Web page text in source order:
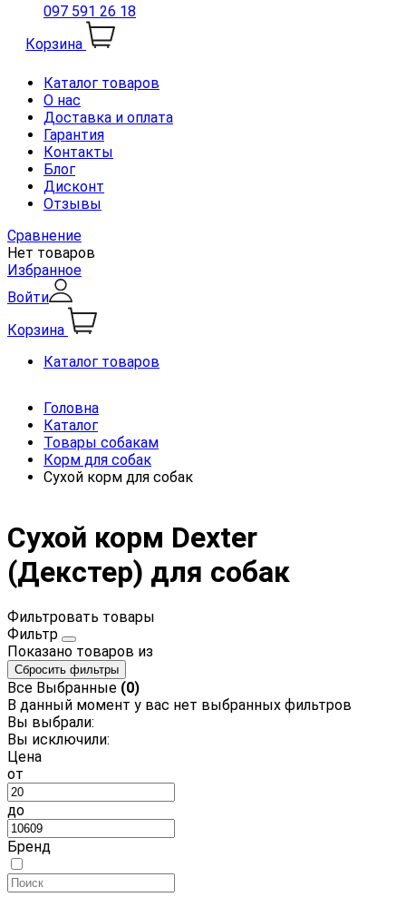
097 591 26 18
Корзина
Каталог товаров
О нас
Доставка и оплата
Гарантия
Контакты
Блог
Дисконт
Отзывы
Сравнение
Нет товаров
Избранное
Войти
Корзина
Каталог товаров
Головна
Каталог
Товары собакам
Корм для собак
Сухой корм для собак
Сухой корм Dexter
(Декстер) для собак
Фильтровать товары
Фильтр
Показано товаров из
Сбросить фильтры
Все Выбранные (0)
В данный момент у вас нет выбранных фильтров
Вы выбрали:
Вы исключили:
Цена
от
до
Бренд